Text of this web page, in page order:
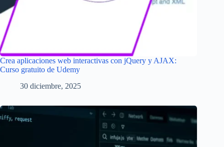
Crea aplicaciones web interactivas con jQuery y AJAX:
Curso gratuito de Udemy
30 diciembre, 2025